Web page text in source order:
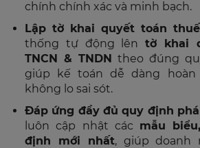
chính chính xác và minh bạch.
Lập tờ khai quyết toán
thống tự động lên tờ khai
TNCN & TNDN theo đúng
giúp kế toán dễ dàng
không lo sai sót.
Đáp ứng đầy đủ quy định
luôn cập nhật các mẫu
định mới nhất, giúp doanh